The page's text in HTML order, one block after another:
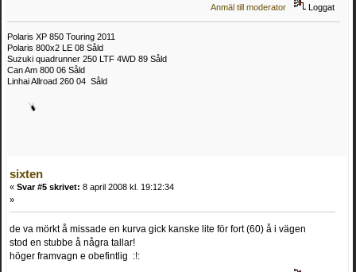
Anmäl till moderator Loggat
Polaris XP 850 Touring 2011
Polaris 800x2 LE 08 Såld
Suzuki quadrunner 250 LTF 4WD 89 Såld
Can Am 800 06 Såld
Linhai Allroad 260 04 Såld
sixten
« Svar #5 skrivet: 8 april 2008 kl. 19:12:34
»
de va mörkt å missade en kurva gick kanske lite för fort (60) å i vägen
stod en stubbe å några tallar!
höger framvagn e obefintlig :!: